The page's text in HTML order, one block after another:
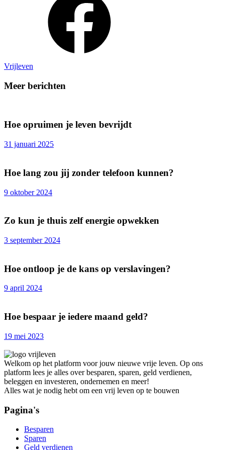
Vrijleven
Meer berichten
Hoe opruimen je leven bevrijdt
31 januari 2025
Hoe lang zou jij zonder telefoon kunnen?
9 oktober 2024
Zo kun je thuis zelf energie opwekken
3 september 2024
Hoe ontloop je de kans op verslavingen?
9 april 2024
Hoe bespaar je iedere maand geld?
19 mei 2023
Welkom op het platform voor jouw nieuwe vrije leven. Op ons
platform lees je alles over besparen, sparen, geld verdienen,
beleggen en investeren, ondernemen en meer!
Alles wat je nodig hebt om een vrij leven op te bouwen
Pagina's
Besparen
Sparen
Geld verdienen